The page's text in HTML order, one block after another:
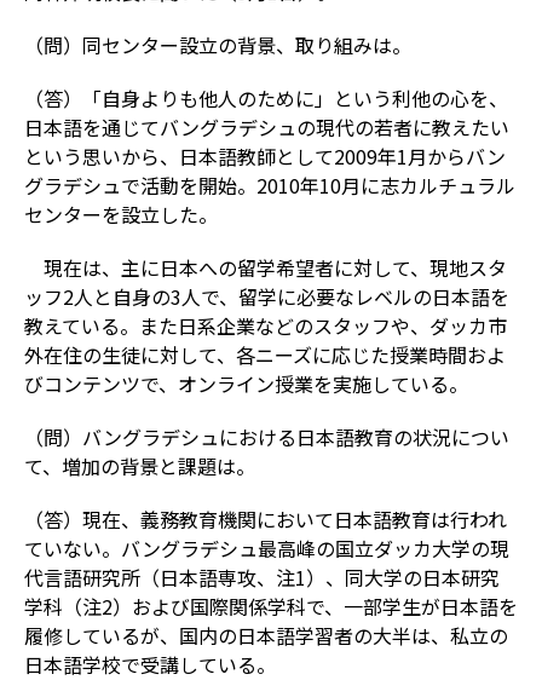
（問）同センター設立の背景、取り組みは。
（答）「自身よりも他人のために」という利他の心を、
日本語を通じてバングラデシュの現代の若者に教えたい
という思いから、日本語教師として2009年1月からバン
グラデシュで活動を開始。2010年10月に志カルチュラル
センターを設立した。
現在は、主に日本への留学希望者に対して、現地スタ
ッフ2人と自身の3人で、留学に必要なレベルの日本語を
教えている。また日系企業などのスタッフや、ダッカ市
外在住の生徒に対して、各ニーズに応じた授業時間およ
びコンテンツで、オンライン授業を実施している。
（問）バングラデシュにおける日本語教育の状況につい
て、増加の背景と課題は。
（答）現在、義務教育機関において日本語教育は行われ
ていない。バングラデシュ最高峰の国立ダッカ大学の現
代言語研究所（日本語専攻、注1）、同大学の日本研究
学科（注2）および国際関係学科で、一部学生が日本語を
履修しているが、国内の日本語学習者の大半は、私立の
日本語学校で受講している。